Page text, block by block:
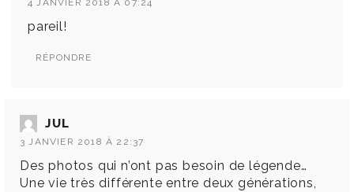
4 JANVIER 2018 À 07:24
pareil!
RÉPONDRE
JUL
3 JANVIER 2018 À 22:37
Des photos qui n’ont pas besoin de légende…
Une vie très différente entre deux générations,